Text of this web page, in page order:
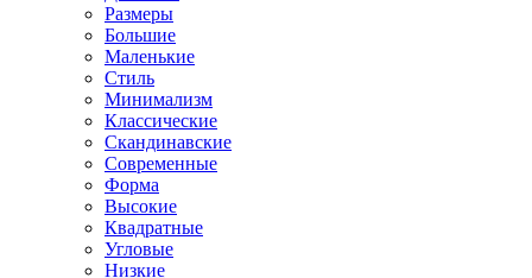
Размеры
Большие
Маленькие
Стиль
Минимализм
Классические
Скандинавские
Современные
Форма
Высокие
Квадратные
Угловые
Низкие